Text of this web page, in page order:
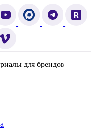
для брендов